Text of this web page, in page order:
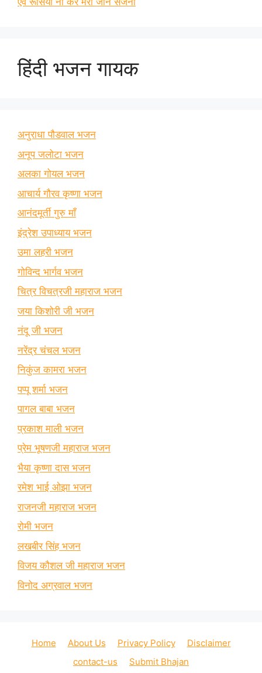
हिंदी भजन गायक
अनुराधा पौडवाल भजन
अनूप जलोटा भजन
अलका गोयल भजन
आचार्य गौरव कृष्णा भजन
आनंदमूर्ती गुरु माँ
इंद्रेश उपाध्याय भजन
उमा लहरी भजन
गोविन्द भार्गव भजन
चित्र विचत्रजी महाराज भजन
जया किशोरी जी भजन
नंदू जी भजन
नरेंद्र चंचल भजन
निकुंज कामरा भजन
पप्पू शर्मा भजन
पागल बाबा भजन
प्रकाश माली भजन
प्रेम भूषणजी महाराज भजन
भैया कृष्णा दास भजन
रमेश भाई ओझा भजन
राजनजी महाराज भजन
रोमी भजन
लखबीर सिंह भजन
विजय कौशल जी महाराज भजन
विनोद अग्रवाल भजन
Home About Us Privacy Policy
Disclaimer
contact-us
Submit Bhajan